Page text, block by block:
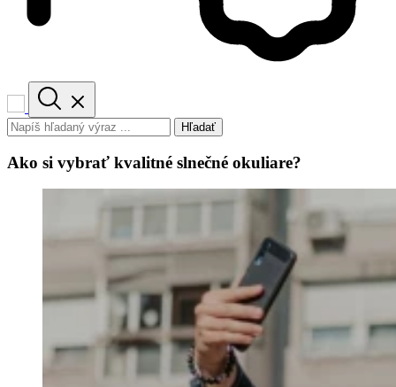
Hľadať
Ako si vybrať kvalitné slnečné okuliare?